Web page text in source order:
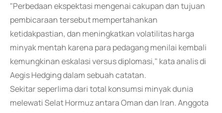
"Perbedaan ekspektasi mengenai cakupan dan tujuan
pembicaraan tersebut mempertahankan
ketidakpastian, dan meningkatkan volatilitas harga
minyak mentah karena para pedagang menilai kembali
kemungkinan eskalasi versus diplomasi," kata analis di
Aegis Hedging dalam sebuah catatan.
Sekitar seperlima dari total konsumsi minyak dunia
melewati Selat Hormuz antara Oman dan Iran. Anggota